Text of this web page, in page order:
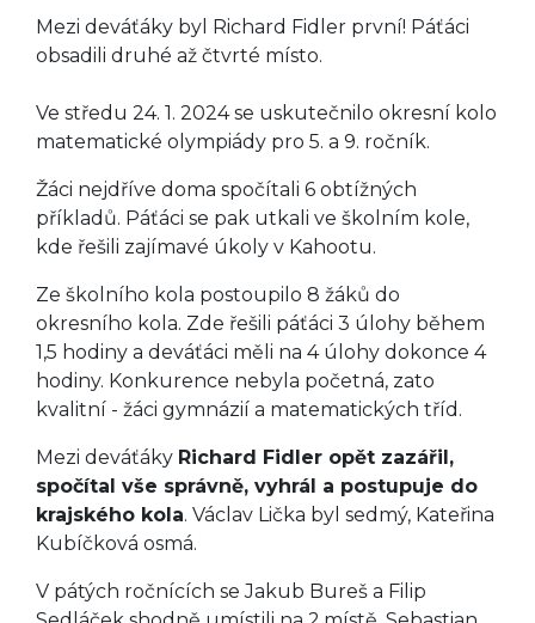
Mezi deváťáky byl Richard Fidler první! Páťáci
obsadili druhé až čtvrté místo.
Ve středu 24. 1. 2024 se uskutečnilo okresní kolo
matematické olympiády pro 5. a 9. ročník.
Žáci nejdříve doma spočítali 6 obtížných
příkladů. Páťáci se pak utkali ve školním kole,
kde řešili zajímavé úkoly v Kahootu.
Ze školního kola postoupilo 8 žáků do
okresního kola. Zde řešili páťáci 3 úlohy během
1,5 hodiny a deváťáci měli na 4 úlohy dokonce 4
hodiny. Konkurence nebyla početná, zato
kvalitní - žáci gymnázií a matematických tříd.
Mezi deváťáky Richard Fidler opět zazářil,
spočítal vše správně, vyhrál a postupuje do
krajského kola. Václav Lička byl sedmý, Kateřina
Kubíčková osmá.
V pátých ročnících se Jakub Bureš a Filip